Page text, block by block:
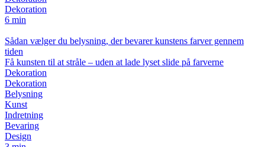
Dekoration
6 min
Sådan vælger du belysning, der bevarer kunstens farver gennem
tiden
Få kunsten til at stråle – uden at lade lyset slide på farverne
Dekoration
Dekoration
Belysning
Kunst
Indretning
Bevaring
Design